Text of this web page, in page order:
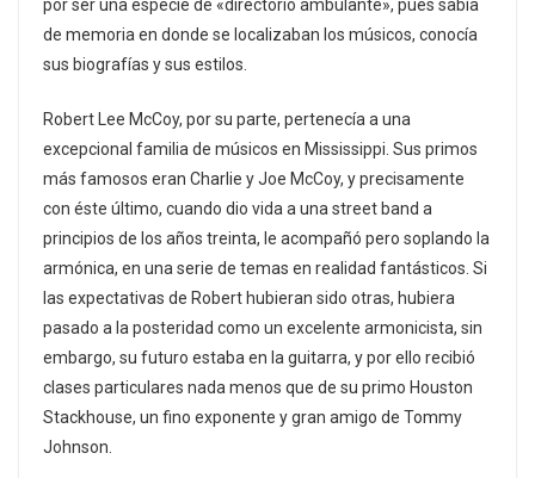
por ser una especie de «directorio ambulante», pues sabía
de memoria en donde se localizaban los músicos, conocía
sus biografías y sus estilos.
Robert Lee McCoy, por su parte, pertenecía a una
excepcional familia de músicos en Mississippi. Sus primos
más famosos eran Charlie y Joe McCoy, y precisamente
con éste último, cuando dio vida a una street band a
principios de los años treinta, le acompañó pero soplando la
armónica, en una serie de temas en realidad fantásticos. Si
las expectativas de Robert hubieran sido otras, hubiera
pasado a la posteridad como un excelente armonicista, sin
embargo, su futuro estaba en la guitarra, y por ello recibió
clases particulares nada menos que de su primo Houston
Stackhouse, un fino exponente y gran amigo de Tommy
Johnson.